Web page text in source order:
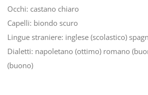
Occhi: castano chiaro
Capelli: biondo scuro
Lingue straniere: inglese (scolastico)
Dialetti: napoletano (ottimo) romano
(buono)